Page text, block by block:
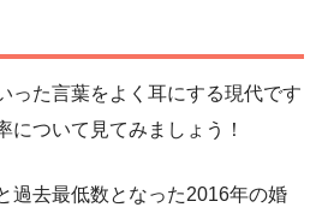
った言葉をよく耳にする現代です
について見てみましょう！
過去最低数となった2016年の婚